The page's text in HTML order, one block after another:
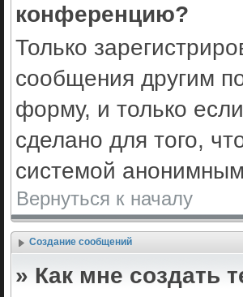
конференцию?
Только
сообщения другим
форму, и только
сделано для того,
системой
Вернуться к началу
Создание сообщений
» Как мне создать